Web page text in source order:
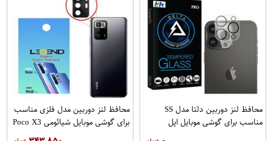
محافظ لنز دوربین دلتا مدل SS
مناسب برای گوشی موبایل اپل
محافظ لنز دوربین مدل فلزی مناسب
برای گوشی موبایل شیائومی Poco X3